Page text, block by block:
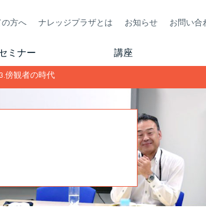
方へ ナレッジプラザとは お知らせ お問い合
ミナー 講座
傍観者の時代